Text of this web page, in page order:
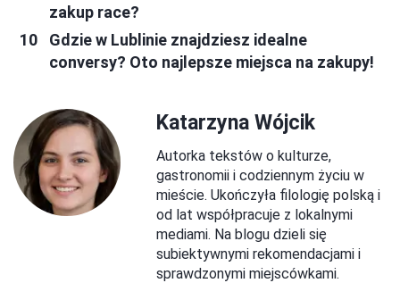
zakup race?
Gdzie w Lublinie znajdziesz idealne
conversy? Oto najlepsze miejsca na zakupy!
Katarzyna Wójcik
Autorka tekstów o kulturze,
gastronomii i codziennym życiu w
mieście. Ukończyła filologię polską i
od lat współpracuje z lokalnymi
mediami. Na blogu dzieli się
subiektywnymi rekomendacjami i
sprawdzonymi miejscówkami.